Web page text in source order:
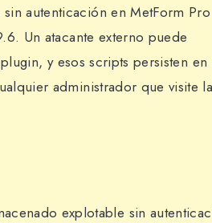
autenticación en MetForm Pro
Un atacante externo puede
y esos scripts persisten en
administrador que visite
explotable sin